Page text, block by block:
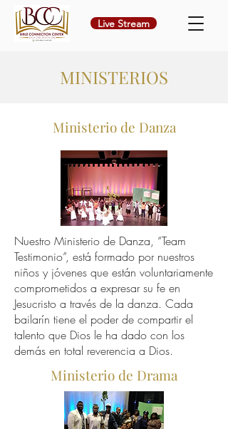
Live Stream
MINISTERIOS
Ministerio de Danza
Nuestro Ministerio de Danza, “Team
Testimonio”, está formado por nuestros
niños y jóvenes que están voluntariamente
comprometidos a expresar su fe en
Jesucristo a través de la danza. Cada
bailarín tiene el poder de compartir el
talento que Dios le ha dado con los
demás en total reverencia a Dios.
Ministerio de Drama